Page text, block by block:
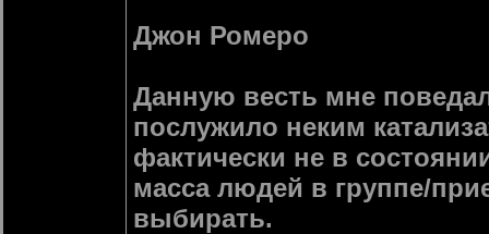
Джон Ромеро
Данную весть мне
послужило неким
фактически не в
масса людей в группе/
выбирать.